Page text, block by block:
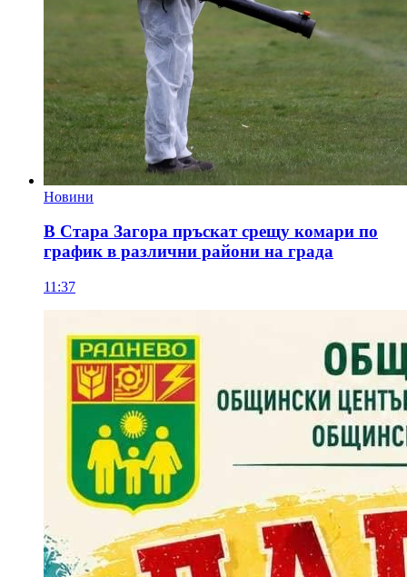
Новини
В Стара Загора пръскат срещу комари по
график в различни райони на града
11:37